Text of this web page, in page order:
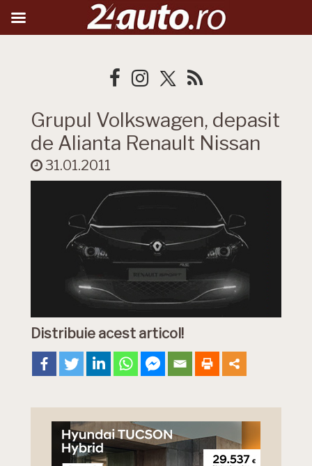
Grupul Volkswagen, depasit
de Alianta Renault Nissan
31.01.2011
Distribuie acest articol!